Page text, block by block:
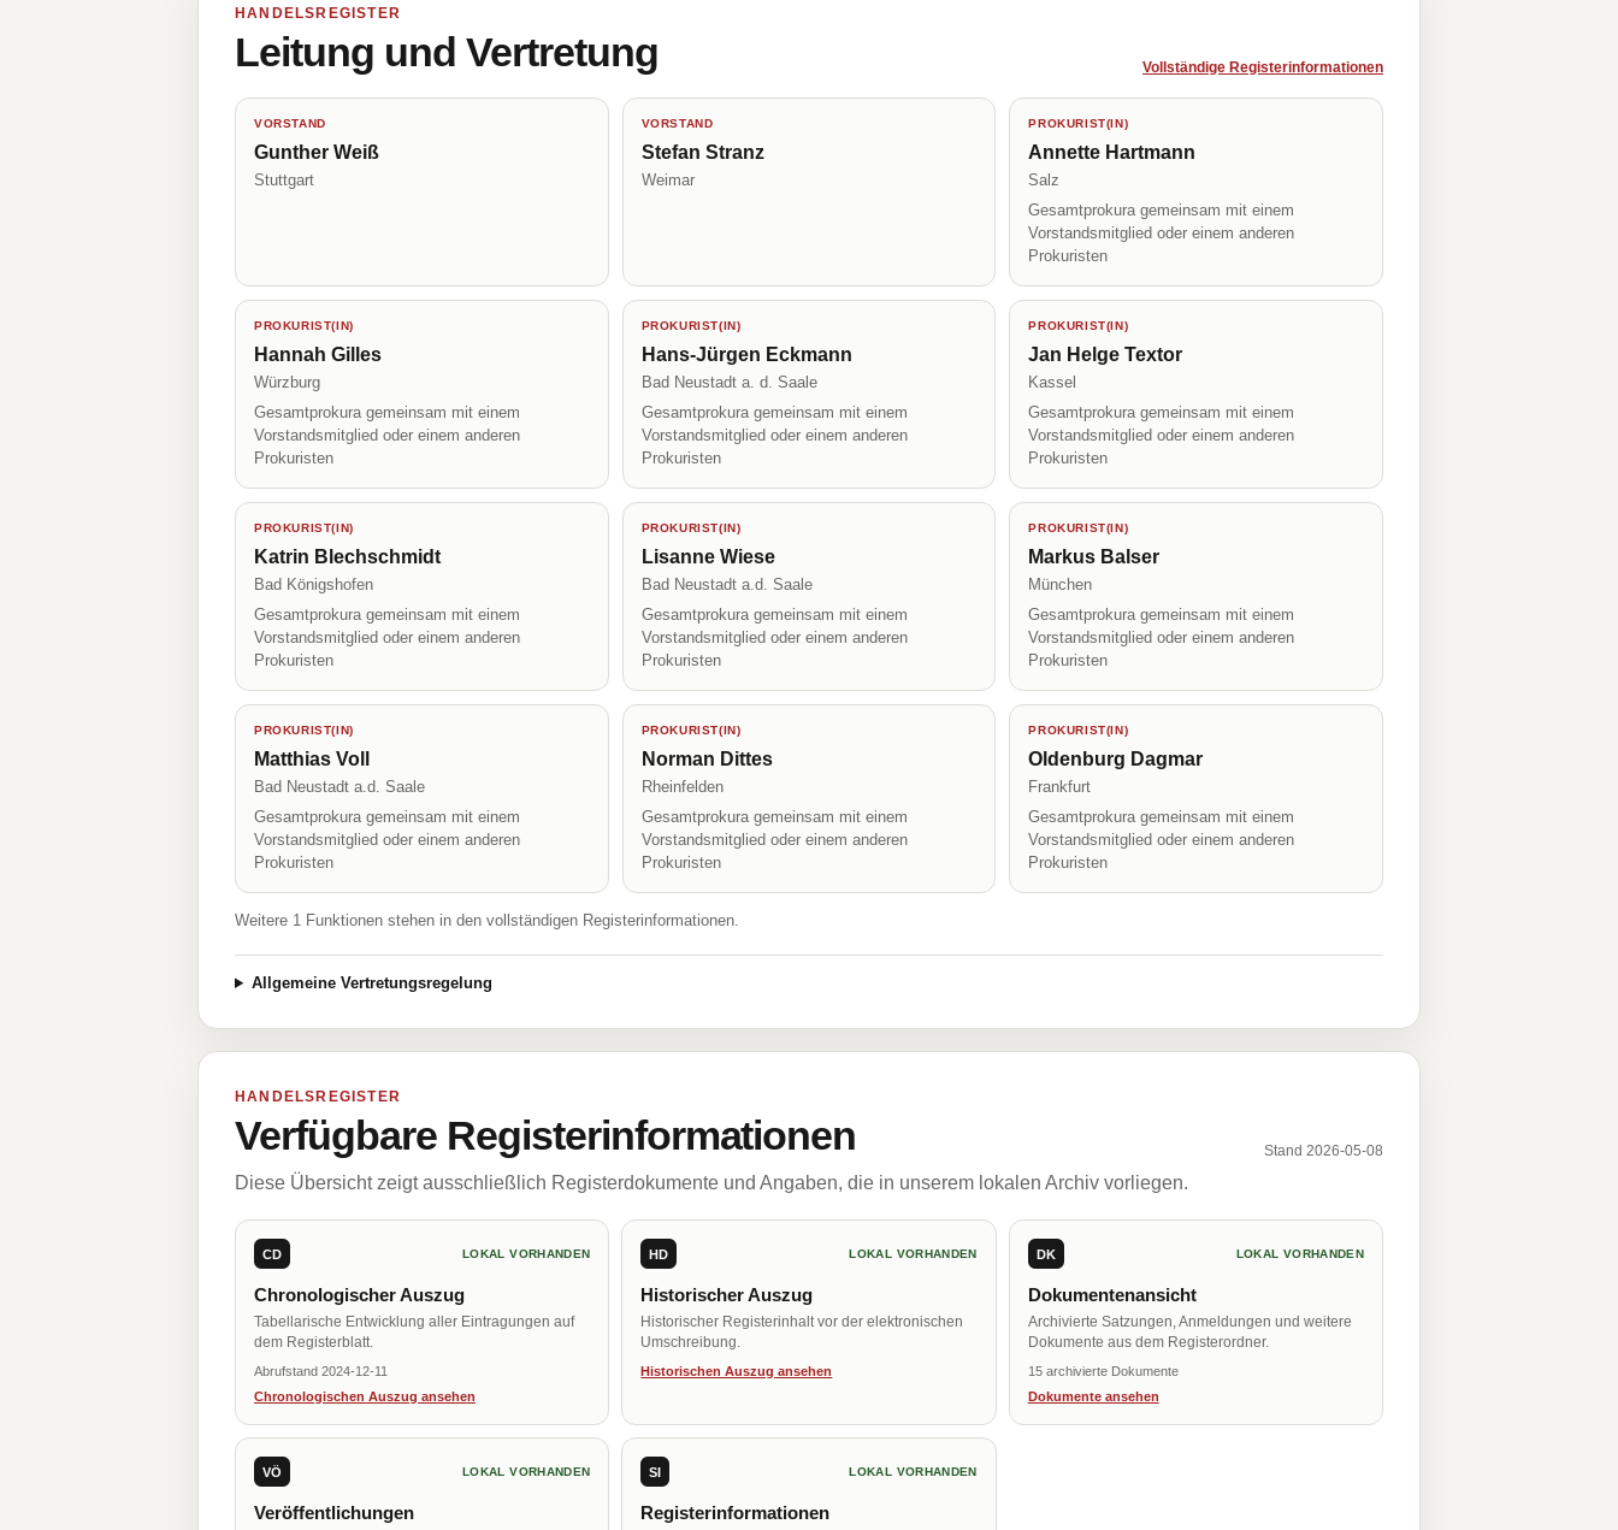
HANDELSREGISTER
Leitung und Vertretung Vollständige Registerinformationen
VORSTAND
Gunther Weiß
Stuttgart
VORSTAND
Stefan Stranz
Weimar
PROKURIST(IN)
Annette Hartmann
Salz
Gesamtprokura gemeinsam mit einem
Vorstandsmitglied oder einem anderen
Prokuristen
PROKURIST(IN)
Hannah Gilles
Würzburg
Gesamtprokura gemeinsam mit einem
Vorstandsmitglied oder einem anderen
Prokuristen
PROKURIST(IN)
Hans-Jürgen Eckmann
Bad Neustadt a. d. Saale
Gesamtprokura gemeinsam mit einem
Vorstandsmitglied oder einem anderen
Prokuristen
PROKURIST(IN)
Jan Helge Textor
Kassel
Gesamtprokura gemeinsam mit einem
Vorstandsmitglied oder einem anderen
Prokuristen
PROKURIST(IN)
Katrin Blechschmidt
Bad Königshofen
Gesamtprokura gemeinsam mit einem
Vorstandsmitglied oder einem anderen
Prokuristen
PROKURIST(IN)
Lisanne Wiese
Bad Neustadt a.d. Saale
Gesamtprokura gemeinsam mit einem
Vorstandsmitglied oder einem anderen
Prokuristen
PROKURIST(IN)
Markus Balser
München
Gesamtprokura gemeinsam mit einem
Vorstandsmitglied oder einem anderen
Prokuristen
PROKURIST(IN)
Matthias Voll
Bad Neustadt a.d. Saale
Gesamtprokura gemeinsam mit einem
Vorstandsmitglied oder einem anderen
Prokuristen
PROKURIST(IN)
Norman Dittes
Rheinfelden
Gesamtprokura gemeinsam mit einem
Vorstandsmitglied oder einem anderen
Prokuristen
PROKURIST(IN)
Oldenburg Dagmar
Frankfurt
Gesamtprokura gemeinsam mit einem
Vorstandsmitglied oder einem anderen
Prokuristen
Weitere 1 Funktionen stehen in den vollständigen Registerinformationen.
Allgemeine Vertretungsregelung
HANDELSREGISTER
Verfügbare Registerinformationen Stand 2026-05-08
Diese Übersicht zeigt ausschließlich Registerdokumente und Angaben, die in unserem lokalen Archiv vorliegen.
CD LOKAL VORHANDEN
Chronologischer Auszug
Tabellarische Entwicklung aller Eintragungen auf
dem Registerblatt.
Abrufstand 2024-12-11
Chronologischen Auszug ansehen
HD LOKAL VORHANDEN
Historischer Auszug
Historischer Registerinhalt vor der elektronischen
Umschreibung.
Historischen Auszug ansehen
DK LOKAL VORHANDEN
Dokumentenansicht
Archivierte Satzungen, Anmeldungen und weitere
Dokumente aus dem Registerordner.
15 archivierte Dokumente
Dokumente ansehen
VÖ LOKAL VORHANDEN
Veröffentlichungen
SI LOKAL VORHANDEN
Registerinformationen